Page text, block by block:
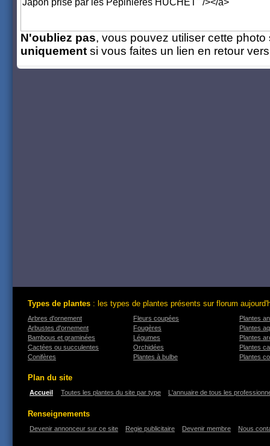
N'oubliez pas, vous pouvez utiliser cette photo
uniquement si vous faites un lien en retour
Types de plantes : les types de plantes présents sur florum
Arbres d'ornement
Arbustes d'ornement
Bambous et graminées
Cactées ou succulentes
Conifères
Fleurs coupées
Fougères
Légumes
Orchidées
Plantes à bulbe
Plantes
Plantes
Plantes
Plantes
Plantes
Plan du site
Accueil Toutes les plantes du site par type L'annuaire de tous les
Renseignements
Devenir annonceur sur ce site Regie publicitaire Devenir membre Nous